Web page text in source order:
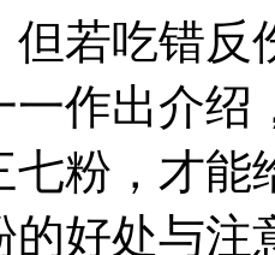
但若吃错反
一作出介绍
七粉，才能
的好处与注